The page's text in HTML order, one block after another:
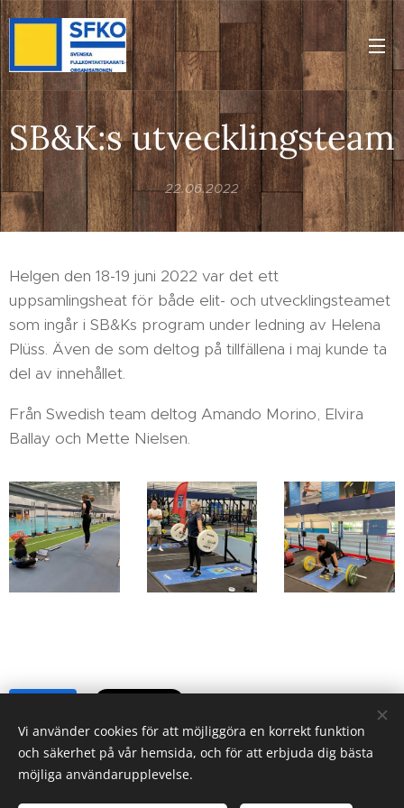
SB&K:s utvecklingsteam
22.06.2022
Helgen den 18-19 juni 2022 var det ett
uppsamlingsheat för både elit- och utvecklingsteamet
som ingår i SB&Ks program under ledning av Helena
Plüss. Även de som deltog på tillfällena i maj kunde ta
del av innehållet.
Från Swedish team deltog Amando Morino, Elvira
Ballay och Mette Nielsen.
Vi använder cookies för att möjliggöra en korrekt funktion
och säkerhet på vår hemsida, och för att erbjuda dig bästa
möjliga användarupplevelse.